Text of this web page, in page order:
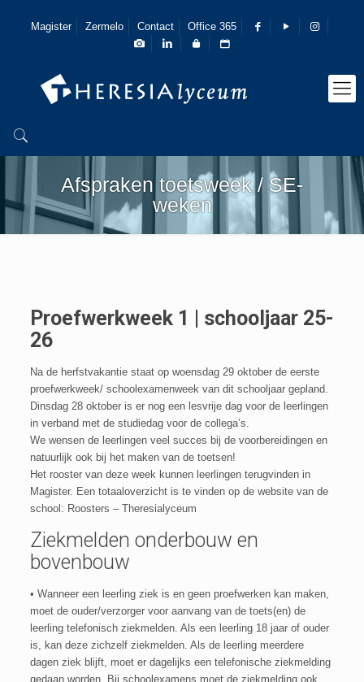
Magister Zermelo Contact Office 365
Afspraken toetsweek / SE-
weken
Proefwerkweek 1 | schooljaar 25-
26
Na de herfstvakantie staat op woensdag 29 oktober de eerste
proefwerkweek/ schoolexamenweek van dit schooljaar gepland.
Dinsdag 28 oktober is er nog een lesvrije dag voor de leerlingen
in verband met de studiedag voor de collega’s.
We wensen de leerlingen veel succes bij de voorbereidingen en
natuurlijk ook bij het maken van de toetsen!
Het rooster van deze week kunnen leerlingen terugvinden in
Magister. Een totaaloverzicht is te vinden op de website van de
school: Roosters – Theresialyceum
Ziekmelden onderbouw en
bovenbouw
• Wanneer een leerling ziek is en geen proefwerken kan maken,
moet de ouder/verzorger voor aanvang van de toets(en) de
leerling telefonisch ziekmelden. Als een leerling 18 jaar of ouder
is, kan deze zichzelf ziekmelden. Als de leerling meerdere
dagen ziek blijft, moet er dagelijks een telefonische ziekmelding
gedaan worden. Bij schoolexamens moet de ziekmelding ook